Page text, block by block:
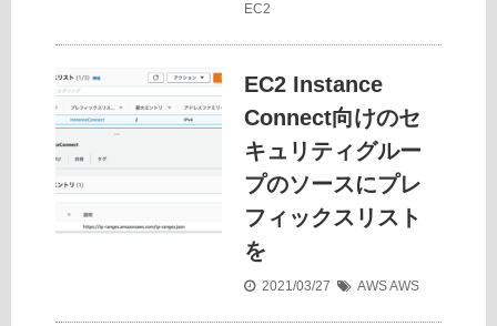
EC2
EC2 Instance
Connect向けのセ
キュリティグルー
プのソースにプレ
フィックスリスト
を
2021/03/27 AWSAWS